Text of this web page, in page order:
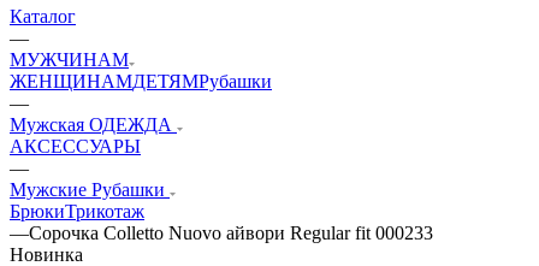
Каталог
—
МУЖЧИНАМ
ЖЕНЩИНАМДЕТЯМРубашки
—
Мужская ОДЕЖДА
АКСЕССУАРЫ
—
Мужские Рубашки
БрюкиТрикотаж
—Сорочка Colletto Nuovo айвори Regular fit 000233
Новинка